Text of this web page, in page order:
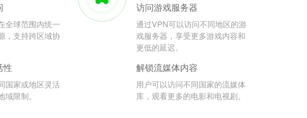
全球范围内统一
，支持跨区域协
性
国家或地区灵活
限制。
访问游戏服务器
通过VPN可以访问不同地区的游
戏服务器，享受更多游戏内容和
更低的延迟。
解锁流媒体内容
用户可以访问不同国家的流媒体
库，观看更多的电影和电视剧。